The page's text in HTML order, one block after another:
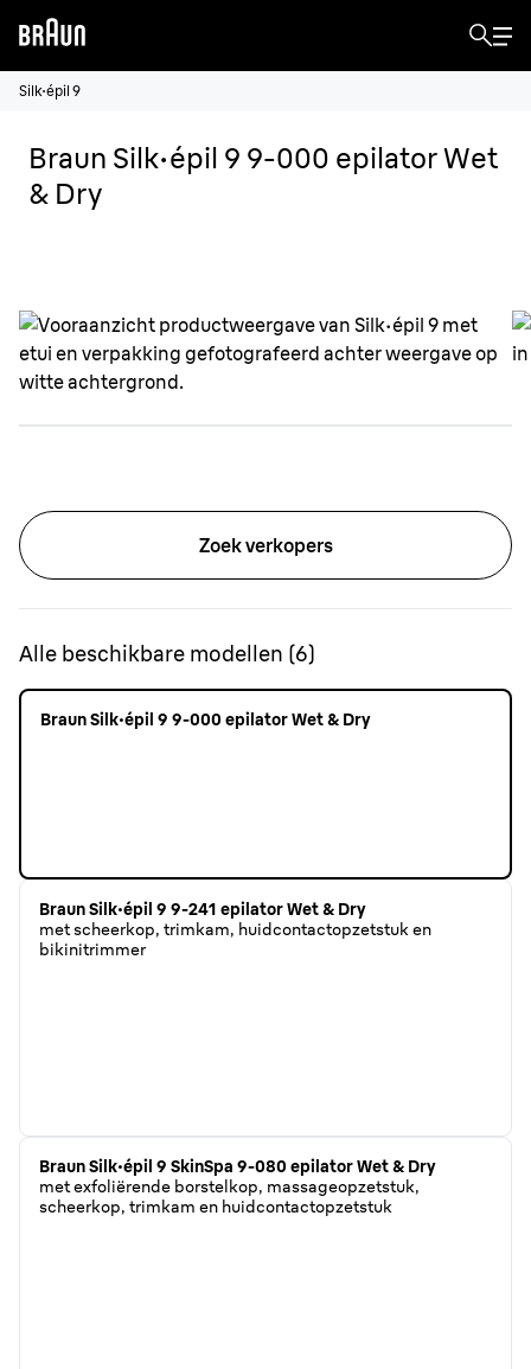
Silk·épil 9
Braun Silk·épil 9 9-000 epilator Wet
& Dry
Zoek verkopers
Alle beschikbare modellen (6)
Braun Silk·épil 9 9-000 epilator Wet & Dry
Braun Silk·épil 9 9-241 epilator Wet & Dry
met scheerkop, trimkam, huidcontactopzetstuk en
bikinitrimmer
Braun Silk·épil 9 SkinSpa 9-080 epilator Wet & Dry
met exfoliërende borstelkop, massageopzetstuk,
scheerkop, trimkam en huidcontactopzetstuk